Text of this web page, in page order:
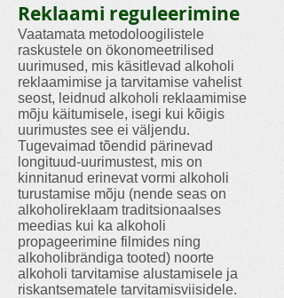
Reklaami reguleerimine
Vaatamata metodoloogilistele
raskustele on ökonomeetrilised
uurimused, mis käsitlevad alkoholi
reklaamimise ja tarvitamise vahelist
seost, leidnud alkoholi reklaamimise
mõju käitumisele, isegi kui kõigis
uurimustes see ei väljendu.
Tugevaimad tõendid pärinevad
longituud-uurimustest, mis on
kinnitanud erinevat vormi alkoholi
turustamise mõju (nende seas on
alkoholireklaam traditsionaalses
meedias kui ka alkoholi
propageerimine filmides ning
alkoholibrändiga tooted) noorte
alkoholi tarvitamise alustamisele ja
riskantsematele tarvitamisviisidele.